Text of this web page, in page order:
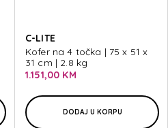
C-LITE
Kofer na 4 točka | 75 x 51 x
31 cm | 2.8 kg
1.151,00 KM
DODAJ U KORPU